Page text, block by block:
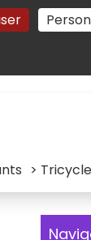
des cookies
>